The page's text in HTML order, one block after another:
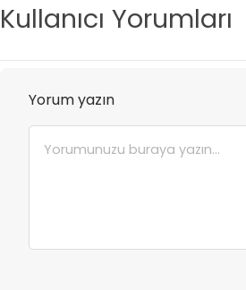
Kullanıcı Yorumları
Yorum yazın